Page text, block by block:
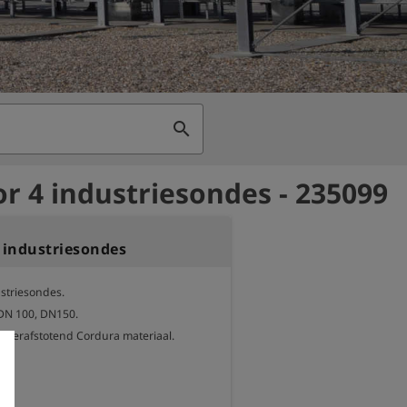
search
4 industriesondes - 235099
industriesondes
100, DN150.
Cordura materiaal.